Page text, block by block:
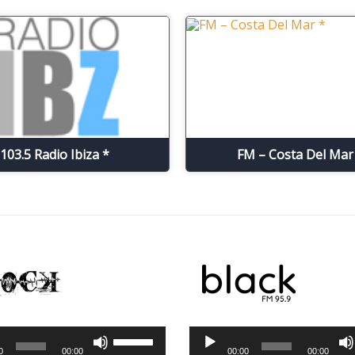
103.5 Radio Ibiza * FM – Costa Del
de audio00:00 Utiliza Reproductor de audio
00:00 00:00